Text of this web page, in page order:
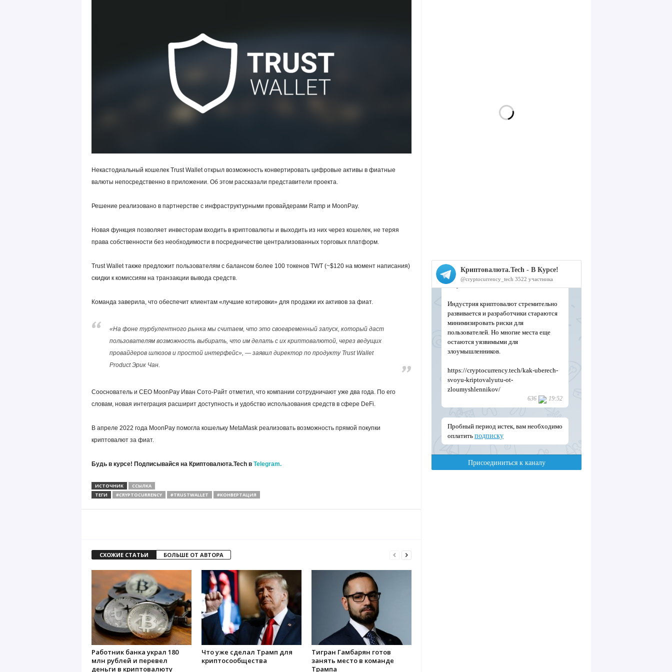
Некастодиальный кошелек Trust Wallet открыл возможность конвертировать цифровые активы в фиатные
валюты непосредственно в приложении. Об этом рассказали представители проекта.
Решение реализовано в партнерстве с инфраструктурными провайдерами Ramp и MoonPay.
Новая функция позволяет инвесторам входить в криптовалюты и выходить из них через кошелек, не теряя
права собственности без необходимости в посредничестве централизованных торговых платформ.
Trust Wallet также предложит пользователям с балансом более 100 токенов TWT (~$120 на момент написания)
скидки к комиссиям на транзакции вывода средств.
Команда заверила, что обеспечит клиентам «лучшие котировки» для продажи их активов за фиат.
«На фоне турбулентного рынка мы считаем, что это своевременный запуск, который даст
пользователям возможность выбирать, что им делать с их криптовалютой, через ведущих
провайдеров шлюзов и простой интерфейс», — заявил директор по продукту Trust Wallet
Product Эрик Чан.
Сооснователь и CEO MoonPay Иван Сото-Райт отметил, что компании сотрудничают уже два года. По его
словам, новая интеграция расширит доступность и удобство использования средств в сфере DeFi.
В апреле 2022 года MoonPay помогла кошельку MetaMask реализовать возможность прямой покупки
криптовалют за фиат.
Будь в курсе! Подписывайся на Криптовалюта.Tech в Telegram.
ИСТОЧНИК
ССЫЛКА
ТЕГИ
#CRYPTOCURRENCY #TRUSTWALLET #КОНВЕРТАЦИЯ
СХОЖИЕ СТАТЬИ БОЛЬШЕ ОТ АВТОРА
Работник банка украл 180
млн рублей и перевел
деньги в криптовалюту
Что уже сделал Трамп для
криптосообщества
Тигран Гамбарян готов
занять место в команде
Трампа